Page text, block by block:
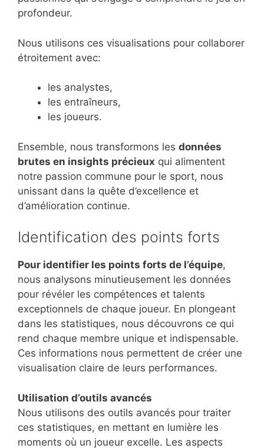
profondeur.
Nous utilisons ces visualisations pour collaborer
étroitement avec:
les analystes,
les entraîneurs,
les joueurs.
Ensemble, nous transformons les données
brutes en insights précieux qui alimentent
notre passion commune pour le sport, nous
unissant dans la quête d’excellence et
d’amélioration continue.
Identification des points forts
Pour identifier les points forts de l’équipe,
nous analysons minutieusement les données
pour révéler les compétences et talents
exceptionnels de chaque joueur. En plongeant
dans les statistiques, nous découvrons ce qui
rend chaque membre unique et indispensable.
Ces informations nous permettent de créer une
visualisation claire de leurs performances.
Utilisation d’outils avancés
Nous utilisons des outils avancés pour traiter
ces statistiques, en mettant en lumière les
moments où un joueur excelle. Les aspects